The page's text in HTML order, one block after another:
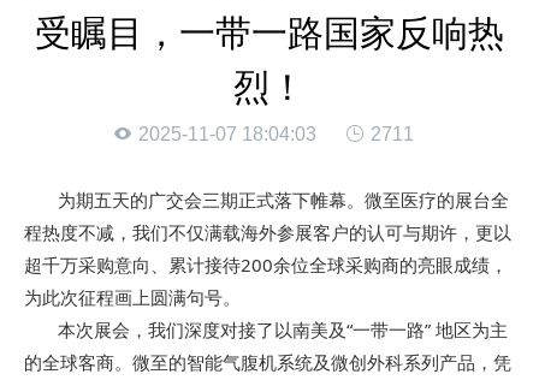
受瞩目，一带一路国家反响热
烈！
2025-11-07 18:04:03 2711
程热度不减，我们不仅满载海外参展客户的认可与期许，更以
超千万采购意向、累计接待200余位全球采购商的亮眼成绩，
为此次征程画上圆满句号。
的全球客商。微至的智能气腹机系统及微创外科系列产品，凭